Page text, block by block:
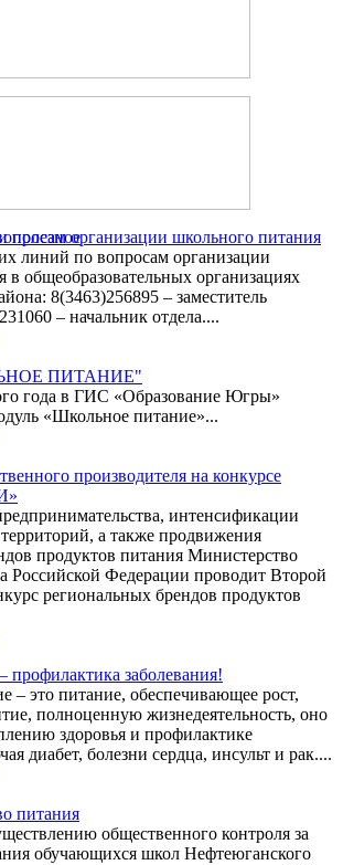
полезноеорганизации школьного питания
линий по вопросам организации
в общеобразовательных организациях
8(3463)256895 – заместитель
– начальник отдела....
ПИТАНИЕ"
года в ГИС «Образование Югры»
«Школьное питание»...
производителя на конкурсе
интенсификации
территорий, а также продвижения
продуктов питания Министерство
Российской Федерации проводит Второй
региональных брендов продуктов
профилактика заболевания!
– это питание, обеспечивающее рост,
полноценную жизнедеятельность, оно
здоровья и профилактике
диабет, болезни сердца, инсульт и рак....
питания
общественного контроля за
обучающихся школ Нефтеюганского